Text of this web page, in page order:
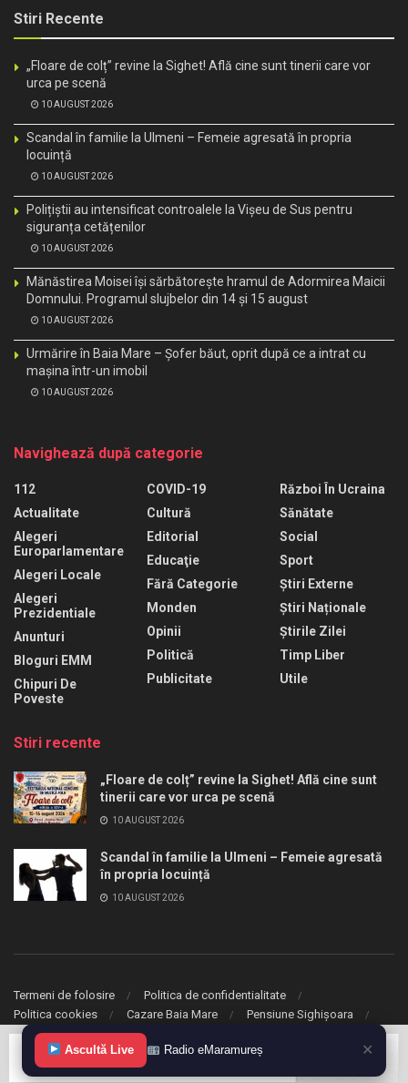
Stiri Recente
„Floare de colț” revine la Sighet! Află cine sunt tinerii care vor
urca pe scenă
10 AUGUST 2026
Scandal în familie la Ulmeni – Femeie agresată în propria
locuință
10 AUGUST 2026
Polițiștii au intensificat controalele la Vișeu de Sus pentru
siguranța cetățenilor
10 AUGUST 2026
Mănăstirea Moisei își sărbătorește hramul de Adormirea Maicii
Domnului. Programul slujbelor din 14 și 15 august
10 AUGUST 2026
Urmărire în Baia Mare – Șofer băut, oprit după ce a intrat cu
mașina într-un imobil
10 AUGUST 2026
Navighează după categorie
112
Actualitate
Alegeri
Europarlamentare
Alegeri Locale
Alegeri
Prezidentiale
Anunturi
Bloguri EMM
Chipuri De
Poveste
COVID-19
Cultură
Editorial
Educaţie
Fără Categorie
Monden
Opinii
Politică
Publicitate
Război În Ucraina
Sănătate
Social
Sport
Știri Externe
Știri Naționale
Știrile Zilei
Timp Liber
Utile
Stiri recente
„Floare de colț” revine la Sighet! Află cine sunt
tinerii care vor urca pe scenă
10 AUGUST 2026
Scandal în familie la Ulmeni – Femeie agresată
în propria locuință
10 AUGUST 2026
Termeni de folosire
Politica de confidentialitate
Politica cookies
Cazare Baia Mare Pensiune Sighișoara
© 2020 eMaramures. Toate drepturile rezervate.
Ascultă Live Radio eMaramureș ✕